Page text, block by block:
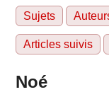
Sujets
Articles suivis
Noé